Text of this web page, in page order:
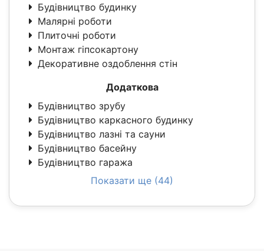
Будівництво будинку
Малярні роботи
Плиточні роботи
Монтаж гіпсокартону
Декоративне оздоблення стін
Додаткова
Будівництво зрубу
Будівництво каркасного будинку
Будівництво лазні та сауни
Будівництво басейну
Будівництво гаража
Показати ще (44)